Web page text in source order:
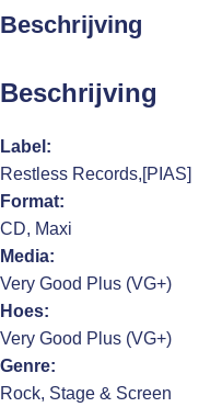
Beschrijving
Beschrijving
Label:
Restless Records,[PIAS]
Format:
CD, Maxi
Media:
Very Good Plus (VG+)
Hoes:
Very Good Plus (VG+)
Genre:
Rock, Stage & Screen